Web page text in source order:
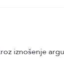
iznošenje